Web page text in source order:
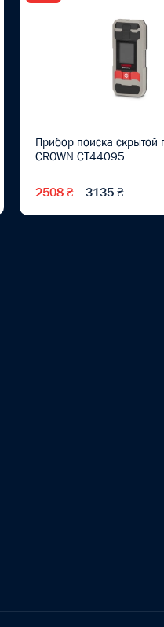
Прибор поиска скрытой
CROWN CT44095
2508 ₴ 3135 ₴